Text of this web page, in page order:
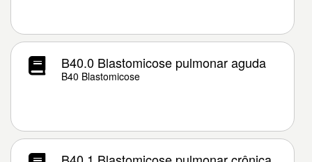
B40.0 Blastomicose pulmonar aguda
B40 Blastomicose